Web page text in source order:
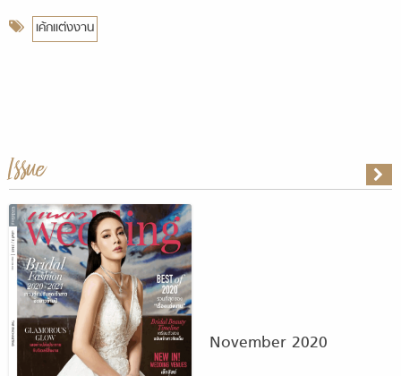
เค้กแต่งงาน
Issue
November 2020